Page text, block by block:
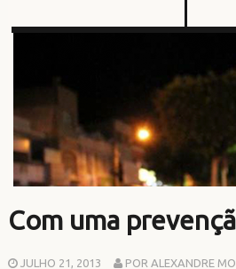
Com uma
JULHO 21, 2013 POR ALEXANDRE